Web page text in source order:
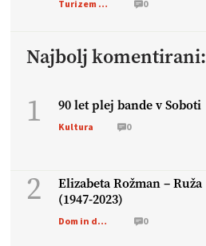
Turizem na podezelju 0
Najbolj komentirani:
1 90 let plej bande v Soboti
Kultura 0
2
Elizabeta Rožman – Ruža
(1947-2023)
Dom in družina 0